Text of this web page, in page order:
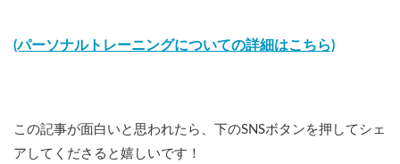
(パーソナルトレーニングについての詳細はこちら)
この記事が面白いと思われたら、下のSNSボタンを押してシェ
アしてくださると嬉しいです！